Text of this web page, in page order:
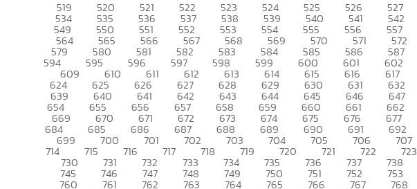
519 520 521 522 523 524 525 526 527
534 535 536 537 538 539 540 541 542
549 550 551 552 553 554 555 556 557
564 565 566 567 568 569 570 571 572
579 580 581 582 583 584 585 586 587
594 595 596 597 598 599 600 601 602
609 610 611 612 613 614 615 616 617
624 625 626 627 628 629 630 631 632
639 640 641 642 643 644 645 646 647
654 655 656 657 658 659 660 661 662
669 670 671 672 673 674 675 676 677
684 685 686 687 688 689 690 691 692
699 700 701 702 703 704 705 706 707
714 715 716 717 718 719 720 721 722 723
730 731 732 733 734 735 736 737 738
745 746 747 748 749 750 751 752 753
760 761 762 763 764 765 766 767 768